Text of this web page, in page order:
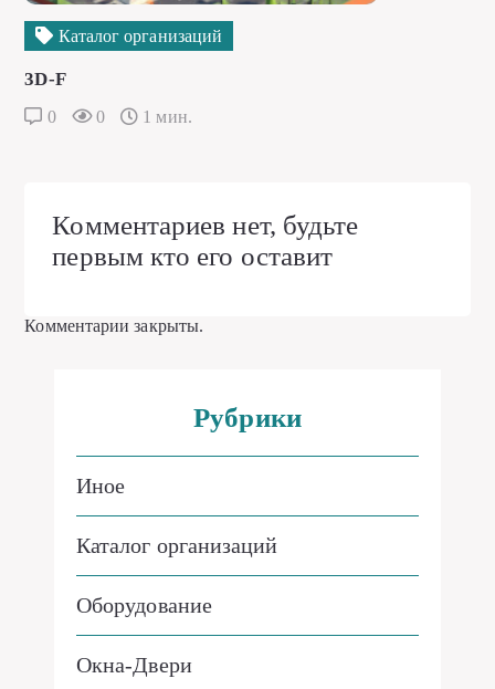
Каталог организаций
3D-F
0 0 1 мин.
Комментариев нет, будьте
первым кто его оставит
Комментарии закрыты.
Рубрики
Иное
Каталог организаций
Оборудование
Окна-Двери